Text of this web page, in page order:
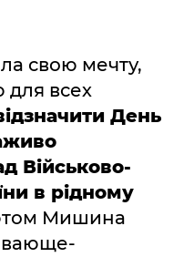
свою мечту,
для всех
День
Військово-
в рідному
Мишина